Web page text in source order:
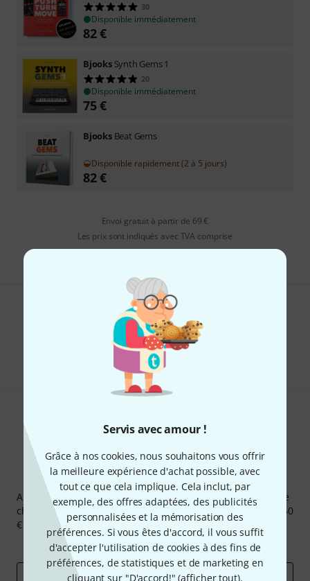
Servis avec amour !
Grâce à nos cookies, nous souhaitons vous offrir
la meilleure expérience d'achat possible, avec
tout ce que cela implique. Cela inclut, par
exemple, des offres adaptées, des publicités
personnalisées et la mémorisation des
préférences. Si vous êtes d'accord, il vous suffit
d'accepter l'utilisation de cookies à des fins de
préférences, de statistiques et de marketing en
cliquant sur "D'accord!" (afficher tout).
30
Disponible immédiatement
82€
Bjooks Synth Gems 1
20
Disponible immédiatement
75€
Bjooks Beat Gems
Disponible rapidement (2 à 5 jours)
82€
Envoi gratuit à partir de 69 €
Les prix sont indiqués avec TVA comprise
Aimez-vous ce que vous voyez ?
Partager Aide et commentaires
Newsletters Thomann
Abonnez-vous à la newsletter Thomann et, avec un peu de
chance, gagnez l'un des 50 bons d'achat d'une valeur de 50
€ chacun!
Articles inspirants
Deals Aperçus Thomann